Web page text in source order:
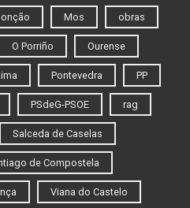
Mos obras
O Porriño Ourense
Pontevedra PP
PSdeG-PSOE rag
Salceda de Caselas
de Compostela
Viana do Castelo